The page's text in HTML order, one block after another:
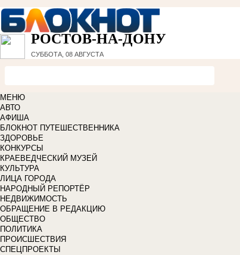
РОСТОВ-НА-ДОНУ
СУББОТА, 08 АВГУСТА
МЕНЮ
АВТО
АФИША
БЛОКНОТ ПУТЕШЕСТВЕННИКА
ЗДОРОВЬЕ
КОНКУРСЫ
КРАЕВЕДЧЕСКИЙ МУЗЕЙ
КУЛЬТУРА
ЛИЦА ГОРОДА
НАРОДНЫЙ РЕПОРТЁР
НЕДВИЖИМОСТЬ
ОБРАЩЕНИЕ В РЕДАКЦИЮ
ОБЩЕСТВО
ПОЛИТИКА
ПРОИСШЕСТВИЯ
СПЕЦПРОЕКТЫ